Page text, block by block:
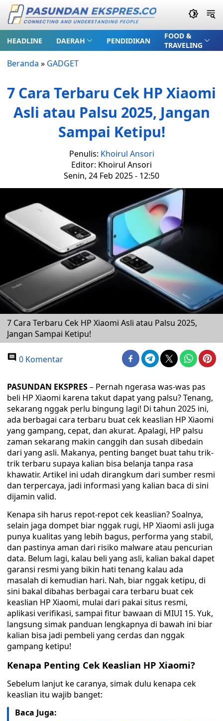
HEADLINE DAERAH PENDIDIKAN
FOOD &
TRAVELING
Beranda » GADGET
7 Cara Terbaru Cek HP Xiaomi
Asli atau Palsu 2025, Jangan
Sampai Ketipu!
Penulis: Khoirul Ansori
Editor: Khoirul Ansori
Senin, 24 Feb 2025 - 12:50
7 Cara Terbaru Cek HP Xiaomi Asli atau Palsu 2025,
Jangan Sampai Ketipu!
0 Komentar
PASUNDAN EKSPRES– Pernah ngerasa was-was pas
beli HP Xiaomi karena takut dapat yang palsu? Tenang,
sekarang nggak perlu bingung lagi! Di tahun 2025 ini,
ada berbagai cara terbaru buat cek keaslian HP Xiaomi
yang gampang, cepat, dan akurat. Apalagi, HP palsu
zaman sekarang makin canggih dan susah dibedain
dari yang asli. Makanya, penting banget buat tahu trik-
trik terbaru supaya kalian bisa belanja tanpa rasa
khawatir. Artikel ini udah dirangkum dari sumber resmi
dan terpercaya, jadi informasi yang kalian baca di sini
dijamin valid.
Kenapa sih harus repot-repot cek keaslian? Soalnya,
selain jaga dompet biar nggak rugi, HP Xiaomi asli juga
punya kualitas yang lebih bagus, performa yang stabil,
dan pastinya aman dari risiko malware atau pencurian
data. Belum lagi, kalau beli yang asli, kalian bakal dapet
garansi resmi yang bikin hati tenang kalau ada
masalah di kemudian hari. Nah, biar nggak ketipu, di
sini bakal dibahas berbagai cara terbaru buat cek
keaslian HP Xiaomi, mulai dari pakai situs resmi,
aplikasi verifikasi, sampai fitur bawaan di MIUI 15. Yuk,
langsung simak panduan lengkapnya di bawah ini biar
kalian bisa jadi pembeli yang cerdas dan nggak
gampang ketipu!
Kenapa Penting Cek Keaslian HP Xiaomi?
Sebelum lanjut ke caranya, simak dulu kenapa cek
keaslian itu wajib banget:
Baca Juga: